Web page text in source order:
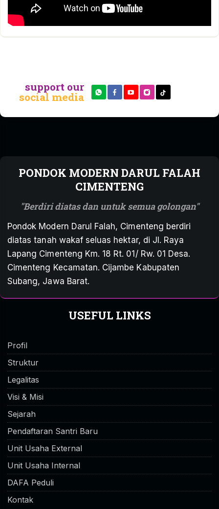
support our
social media
PONDOK MODERN DARUL FALAH
CIMENTENG
Berdiri diatas dan untuk semua golongan
Pondok Modern Darul Falah, Cimenteng berdiri
diatas tanah wakaf seluas hektar, di Jl. Raya
Lapang Cimenteng Km. 18 Rt. 01/ Rw. 01 Desa.
Cimenteng Kecamatan. Cijambe Kabupaten
Subang, Jawa Barat.
USEFUL LINKS
Profil
Struktur
Legalitas
Visi & Misi
Sejarah
Pendaftaran Santri Baru
Unit Usaha External
Unit Usaha Internal
DAFA Peduli
Kontak